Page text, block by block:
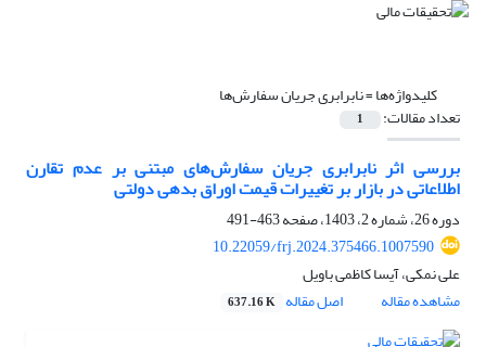
کلیدواژه‌ها =نابرابری جریان سفارش‌ها
تعداد مقالات: 1
بررسی اثر نابرابری جریان سفارش‌های مبتنی بر عدم تقارن
اطلاعاتی در بازار بر تغییرات قیمت اوراق بدهی دولتی
دوره 26، شماره 2، 1403، صفحه
463-491
10.22059/frj.2024.375466.1007590
علی نمکی، آیسا کاظمی باویل
مشاهده مقاله
اصل مقاله 637.16 K